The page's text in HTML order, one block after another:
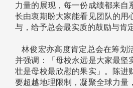
力量的展现，每一份成绩都来自
长由衷期盼大家能看见团队的用
与，给予总会最实质的鼓励与肯定
林俊宏亦高度肯定总会在筹划
并强调：「母校永远是大家最坚
壮是母校最欣慰的果实」。陈进
要超越地理限制，凝聚全球力量